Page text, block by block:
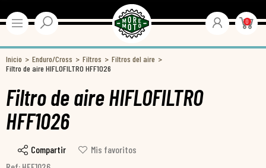
0
Inicio Enduro/Cross Filtros
Filtros del aire
Filtro de aire HIFLOFILTRO HFF1026
Filtro de aire HIFLOFILTRO
HFF1026
Compartir
Mis favoritos